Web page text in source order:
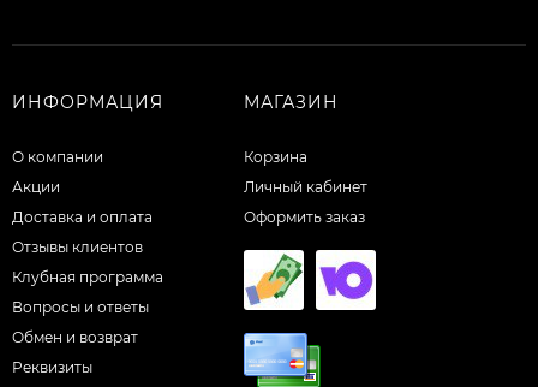
ИНФОРМАЦИЯ
О компании
Акции
Доставка и оплата
Отзывы клиентов
Клубная программа
Вопросы и ответы
Обмен и возврат
Реквизиты
МАГАЗИН
Корзина
Личный кабинет
Оформить заказ